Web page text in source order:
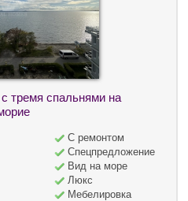
тремя спальнями на
С ремонтом
Спецпредложение
Вид на море
Люкс
Мебелировка